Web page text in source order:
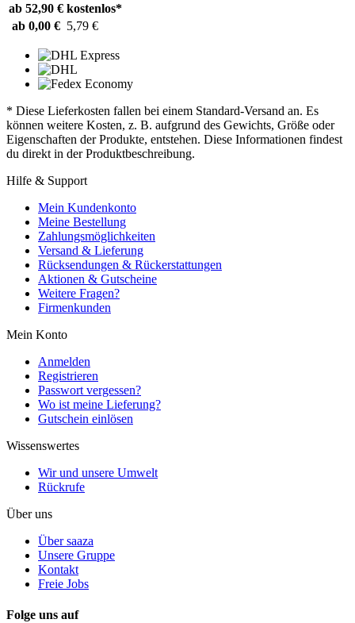
ab 52,90 € kostenlos*
ab 0,00 € 5,79 €
* Diese Lieferkosten fallen bei einem Standard-Versand an. Es
können weitere Kosten, z. B. aufgrund des Gewichts, Größe oder
Eigenschaften der Produkte, entstehen. Diese Informationen findest
du direkt in der Produktbeschreibung.
Hilfe & Support
Mein Kundenkonto
Meine Bestellung
Zahlungsmöglichkeiten
Versand & Lieferung
Rücksendungen & Rückerstattungen
Aktionen & Gutscheine
Weitere Fragen?
Firmenkunden
Mein Konto
Anmelden
Registrieren
Passwort vergessen?
Wo ist meine Lieferung?
Gutschein einlösen
Wissenswertes
Wir und unsere Umwelt
Rückrufe
Über uns
Über saaza
Unsere Gruppe
Kontakt
Freie Jobs
Folge uns auf